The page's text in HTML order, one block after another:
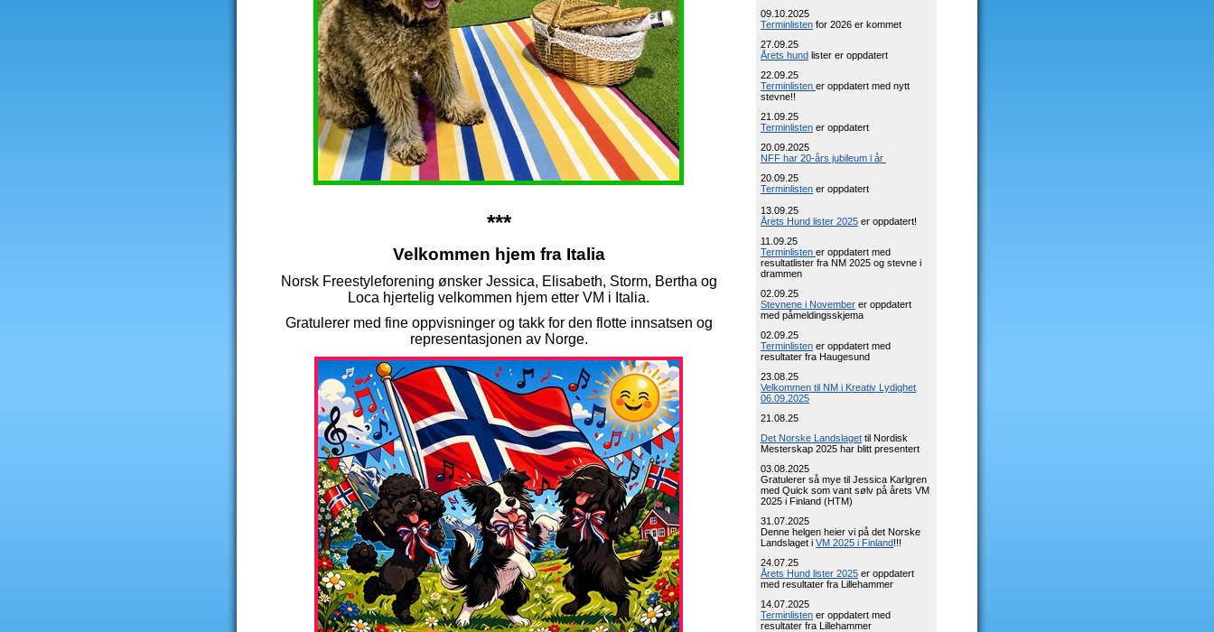
***
Velkommen hjem fra Italia
Norsk Freestyleforening ønsker Jessica, Elisabeth, Storm, Bertha og
Loca hjertelig velkommen hjem etter VM i Italia.
Gratulerer med fine oppvisninger og takk for den flotte innsatsen og
representasjonen av Norge.
09.10.2025
Terminlisten for 2026 er kommet
27.09.25
Årets hund lister er oppdatert
22.09.25
Terminlisten er oppdatert med nytt
stevne!!
21.09.25
Terminlisten er oppdatert
20.09.2025
NFF har 20-års jubileum i år
20.09.25
Terminlisten er oppdatert
13.09.25
Årets Hund lister 2025 er oppdatert!
11.09.25
Terminlisten er oppdatert med
resultatlister fra NM 2025 og stevne i
drammen
02.09.25
Stevnene i November er oppdatert
med påmeldingsskjema
02.09.25
Terminlisten er oppdatert med
resultater fra Haugesund
23.08.25
Velkommen til NM i Kreativ Lydighet
06.09.2025
21.08.25
Det Norske Landslaget til Nordisk
Mesterskap 2025 har blitt presentert
03.08.2025
Gratulerer så mye til Jessica Karlgren
med Quick som vant sølv på årets VM
2025 i Finland (HTM)
31.07.2025
Denne helgen heier vi på det Norske
Landslaget i VM 2025 i Finland!!!
24.07.25
Årets Hund lister 2025 er oppdatert
med resultater fra Lillehammer
14.07.2025
Terminlisten er oppdatert med
resultater fra Lillehammer